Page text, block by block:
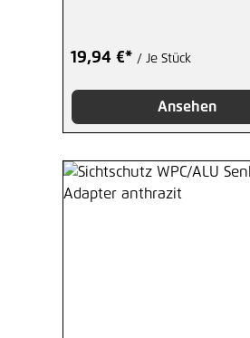
19,94 €* / Je Stück
Ansehen